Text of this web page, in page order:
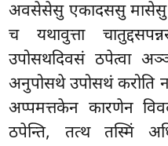
अवसेसेसु एकादससु मासेसु
च यथावुत्ता
उपोसथदिवसं ठपेत्वा
अनुपोसथे उपोसथं करोति
अप्पमत्तकेन कारणेन
ठपेन्ति, तत्थ तस्मिं